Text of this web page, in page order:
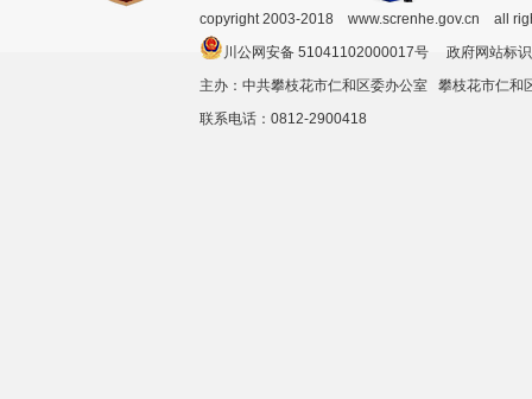
copyright 2003-2018 www.screnhe.gov.cn all
川公网安备 51041102000017号 政府网站
主办：中共攀枝花市仁和区委办公室 攀枝花市仁
联系电话：0812-2900418